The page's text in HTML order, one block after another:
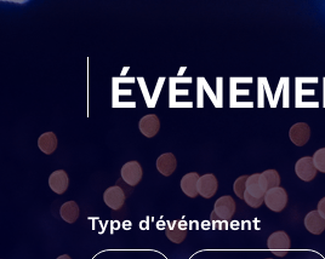
Type d'événement